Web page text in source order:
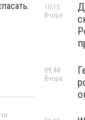
10:12
Вчора
09:44
Вчора